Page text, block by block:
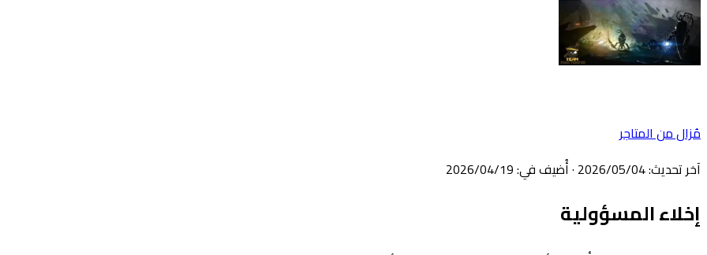
مُزال من المتاجر
آخر تحديث:
04‏/05‏/2026
·أُضيف في:
19‏/04‏/2026
إخلاء المسؤولية